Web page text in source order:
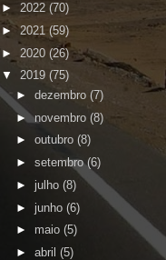
► 2022 (70)
► 2021 (59)
► 2020 (26)
▼ 2019 (75)
► dezembro (7)
►novembro (8)
► outubro (8)
► setembro(6)
► julho (8)
► junho (6)
► maio (5)
► abril (5)